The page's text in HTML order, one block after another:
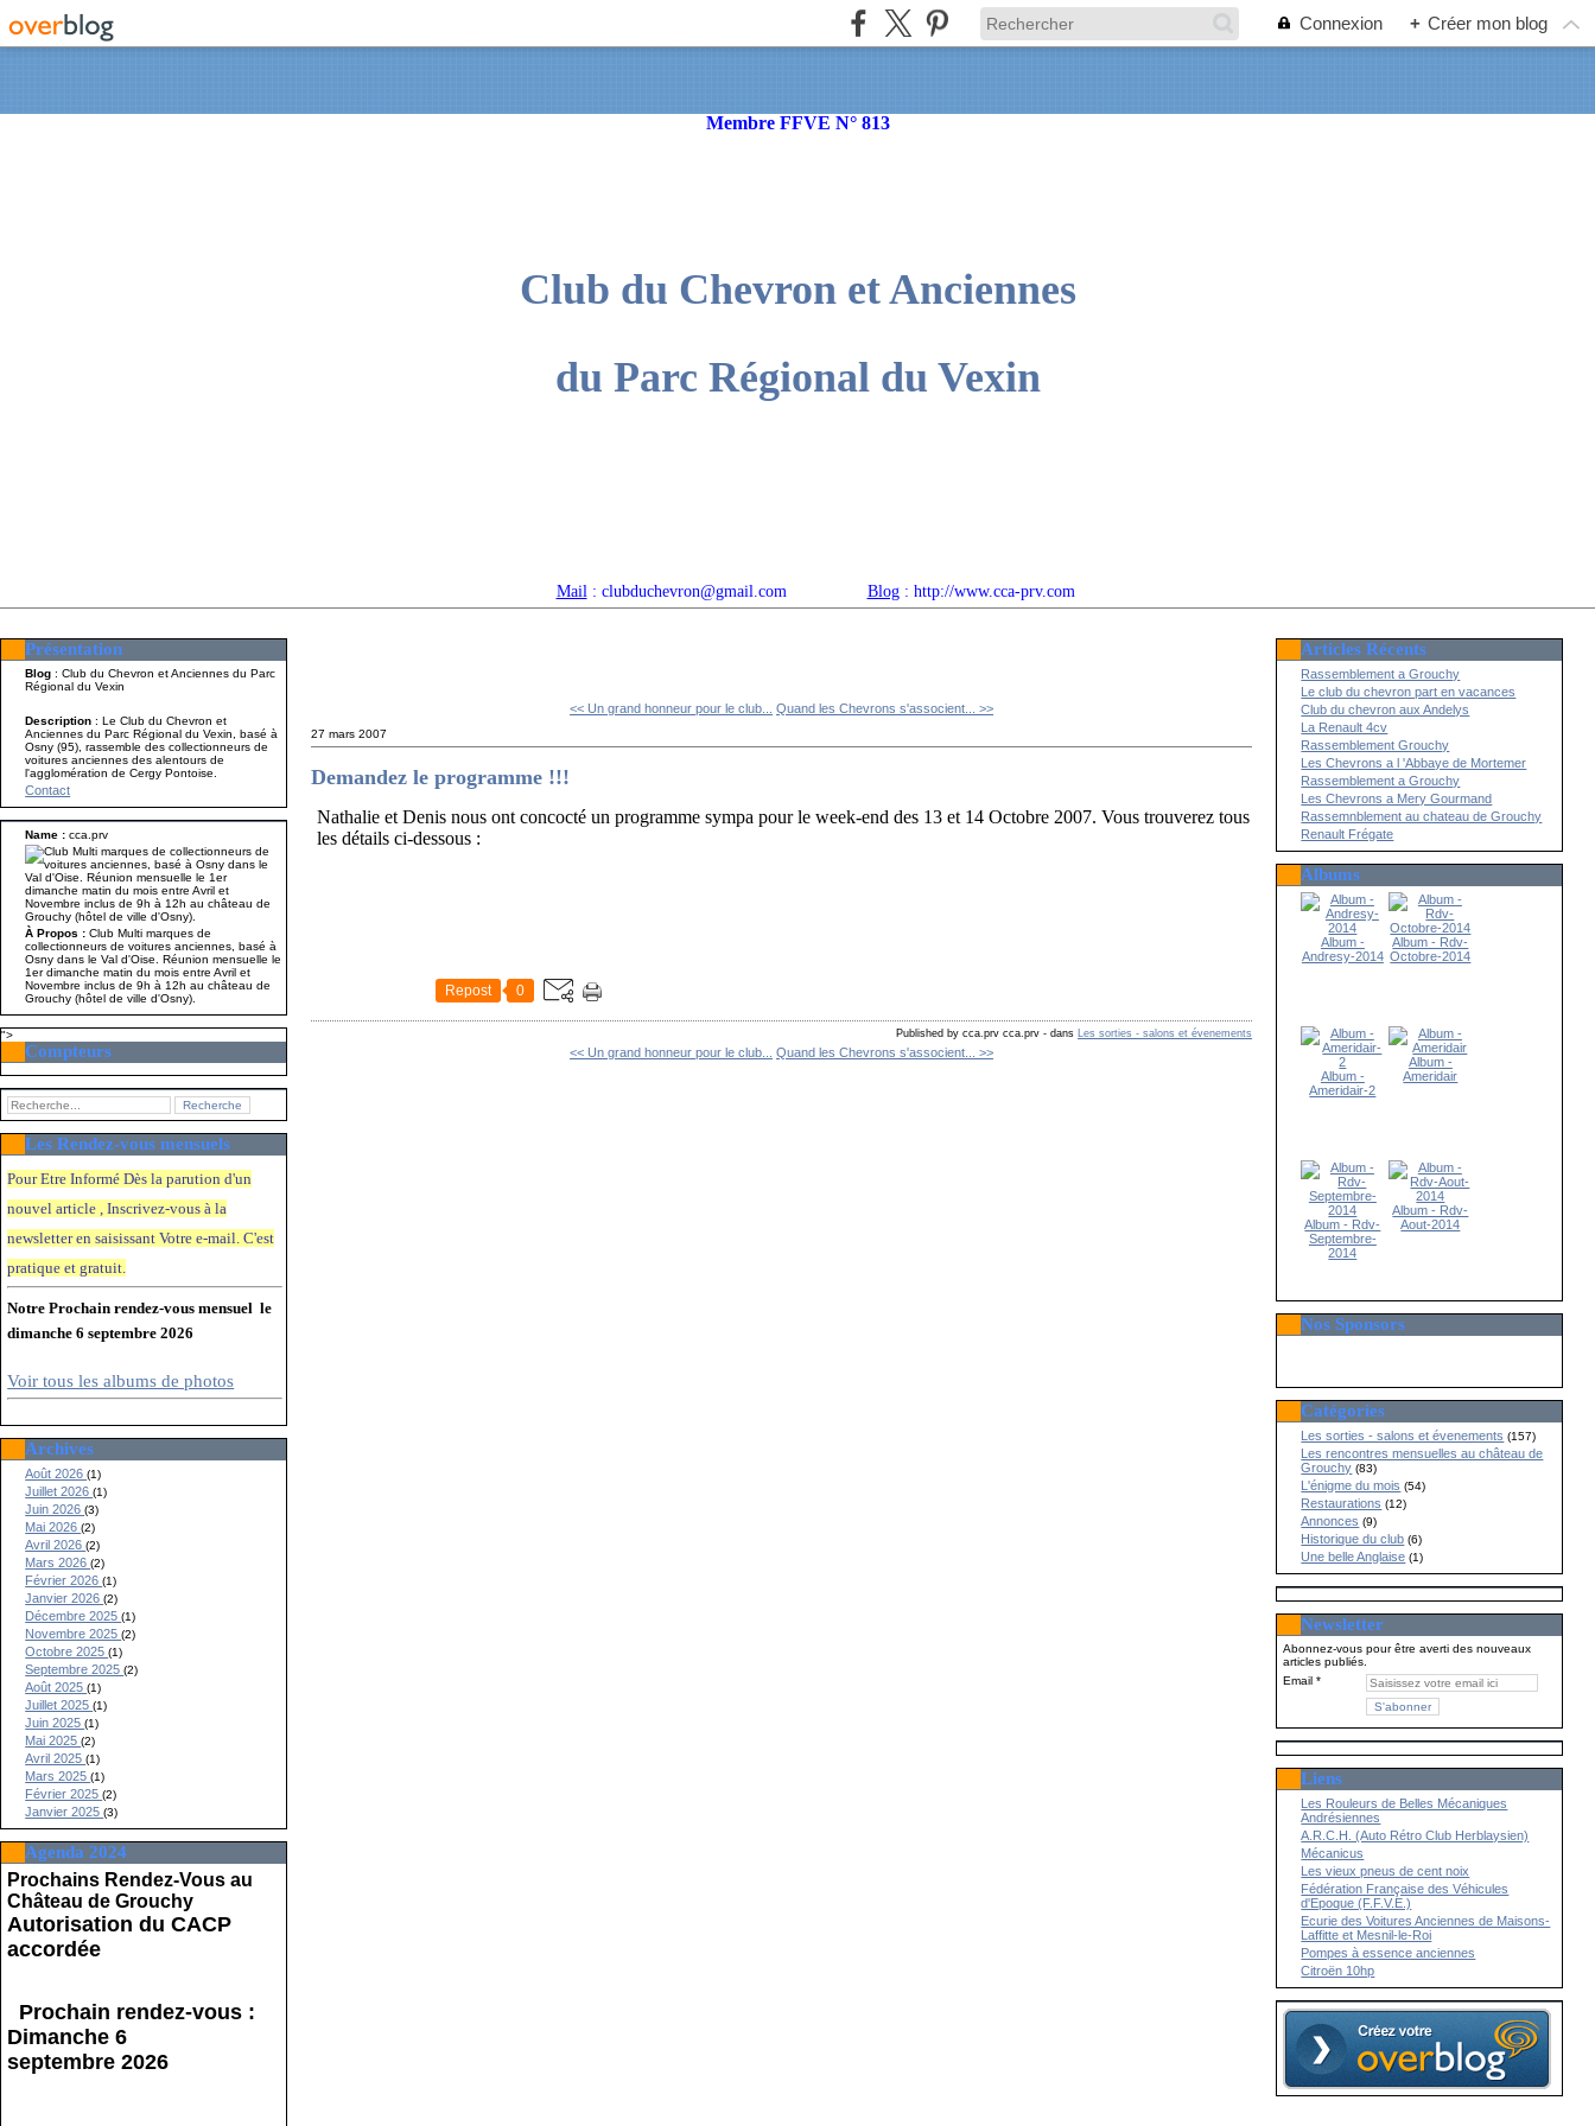
Connexion + Créer mon blog
Membre FFVE N° 813
Club du Chevron et Anciennes
du Parc Régional du Vexin
Mail : clubduchevron@gmail.com Blog: http://www.cca-prv.com
Présentation
Blog : Club du Chevron et Anciennes du Parc
Régional du Vexin
Description: Le Club du Chevron et
Anciennes du Parc Régional du Vexin, basé à
Osny (95), rassemble des collectionneurs de
voitures anciennes des alentours de
l'agglomération de Cergy Pontoise.
Contact
Name :cca.prv
À Propos :Club Multi marques de
collectionneurs de voitures anciennes, basé à
Osny dans le Val d'Oise. Réunion mensuelle le
1er dimanche matin du mois entre Avril et
Novembre inclus de 9h à 12h au château de
Grouchy (hôtel de ville d'Osny).
">
Compteurs
Les Rendez-vous mensuels
Pour Etre Informé Dès la parution d'un
nouvel article , Inscrivez-vous à la
newsletter en saisissant Votre e-mail. C'est
pratique et gratuit.
Notre Prochain rendez-vous mensuel le
dimanche 6 septembre 2026
Voir tous les albums de photos
Archives
Août 2026(1)
Juillet 2026(1)
Juin 2026(3)
Mai 2026(2)
Avril 2026(2)
Mars 2026(2)
Février 2026(1)
Janvier 2026(2)
Décembre 2025(1)
Novembre 2025(2)
Octobre 2025(1)
Septembre 2025(2)
Août 2025(1)
Juillet 2025(1)
Juin 2025(1)
Mai 2025(2)
Avril 2025(1)
Mars 2025(1)
Février 2025(2)
Janvier 2025(3)
Agenda 2024
Prochains Rendez-Vous au
Château de Grouchy
Autorisation du CACP
accordée
Prochain rendez-vous :
Dimanche 6
septembre 2026
<< Un grand honneur pour le club... Quand les Chevrons s'associent... >>
27 mars 2007
Demandez le programme !!!
Nathalie et Denis nous ont concocté un programme sympa pour le week-end des 13 et 14 Octobre 2007. Vous trouverez tous
les détails ci-dessous :
Repost 0
Published by cca.prv cca.prv - dans Les sorties - salons et évenements
<< Un grand honneur pour le club... Quand les Chevrons s'associent... >>
Articles Récents
Rassemblement a Grouchy
Le club du chevron part en vacances
Club du chevron aux Andelys
La Renault 4cv
Rassemblement Grouchy
Les Chevrons a l 'Abbaye de Mortemer
Rassemblement a Grouchy
Les Chevrons a Mery Gourmand
Rassemnblement au chateau de Grouchy
Renault Frégate
Albums
Album -
Andresy-2014
Album - Rdv-
Octobre-2014
Album -
Ameridair-2
Album -
Ameridair
Album - Rdv-
Septembre-
2014
Album - Rdv-
Aout-2014
Nos Sponsors
Catégories
Les sorties - salons et évenements (157)
Les rencontres mensuelles au château de
Grouchy (83)
L'énigme du mois (54)
Restaurations (12)
Annonces (9)
Historique du club (6)
Une belle Anglaise (1)
Newsletter
Abonnez-vous pour être averti des nouveaux
articles publiés.
Email
Liens
Les Rouleurs de Belles Mécaniques
Andrésiennes
A.R.C.H. (Auto Rétro Club Herblaysien)
Mécanicus
Les vieux pneus de cent noix
Fédération Française des Véhicules
d'Epoque (F.F.V.E.)
Ecurie des Voitures Anciennes de Maisons-
Laffitte et Mesnil-le-Roi
Pompes à essence anciennes
Citroën 10hp